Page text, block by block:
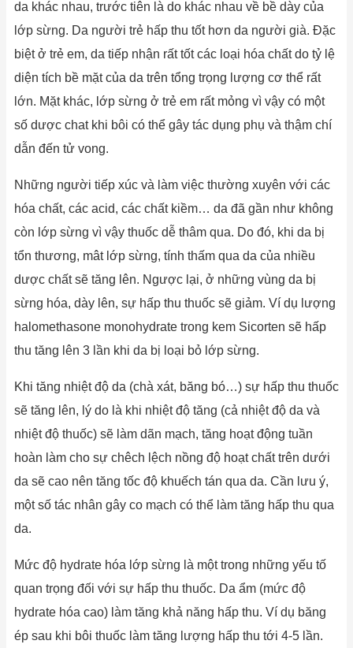
da khác nhau, trước tiên là do khác nhau về bề dày của
lớp sừng. Da người trẻ hấp thu tốt hơn da người già. Đặc
biệt ở trẻ em, da tiếp nhận rất tốt các loại hóa chất do tỷ lệ
diện tích bề mặt của da trên tổng trọng lượng cơ thể rất
lớn. Mặt khác, lớp sừng ở trẻ em rất mỏng vì vậy có một
số dược chat khi bôi có thể gây tác dụng phụ và thậm chí
dẫn đến tử vong.
Những người tiếp xúc và làm việc thường xuyên với các
hóa chất, các acid, các chất kiềm… da đã gần như không
còn lớp sừng vì vậy thuốc dễ thâm qua. Do đó, khi da bị
tổn thương, mât lớp sừng, tính thấm qua da của nhiều
dược chất sẽ tăng lên. Ngược lại, ở những vùng da bị
sừng hóa, dày lên, sự hấp thu thuốc sẽ giảm. Ví dụ lượng
halomethasone monohydrate trong kem Sicorten sẽ hấp
thu tăng lên 3 lần khi da bị loại bỏ lớp sừng.
Khi tăng nhiệt độ da (chà xát, băng bó…) sự hấp thu thuốc
sẽ tăng lên, lý do là khi nhiệt độ tăng (cả nhiệt độ da và
nhiệt độ thuốc) sẽ làm dãn mạch, tăng hoạt động tuần
hoàn làm cho sự chêch lệch nồng độ hoạt chất trên dưới
da sẽ cao nên tăng tốc độ khuếch tán qua da. Cần lưu ý,
một số tác nhân gây co mạch có thể làm tăng hấp thu qua
da.
Mức độ hydrate hóa lớp sừng là một trong những yếu tố
quan trọng đối với sự hấp thu thuốc. Da ẩm (mức độ
hydrate hóa cao) làm tăng khả năng hấp thu. Ví dụ băng
ép sau khi bôi thuốc làm tăng lượng hấp thu tới 4-5 lần.